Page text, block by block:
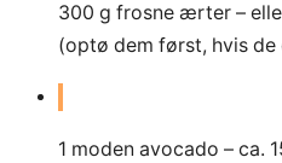
300 g frosne ærter –
(optø dem først, hvis de
1 moden avocado – ca.